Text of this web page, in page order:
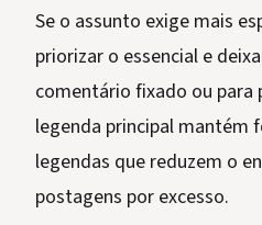
Se o assunto exige mais
priorizar o essencial e
comentário fixado ou para
legenda principal mantém
legendas que reduzem o
postagens por excesso.